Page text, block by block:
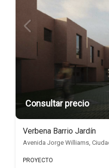
Consultar precio
Verbena Barrio Jardín
PROYECTO